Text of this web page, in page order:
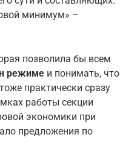
минимум» –
позволила бы всем
режиме и понимать, что
практически сразу
работы секции
экономики при
предложения по